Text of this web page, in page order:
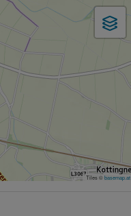
Tiles ©basemap.at